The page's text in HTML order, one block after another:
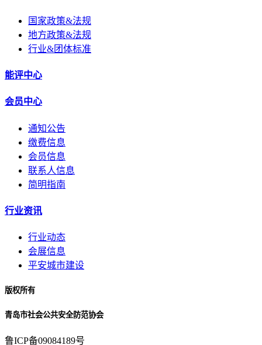
国家政策&法规
地方政策&法规
行业&团体标准
能评中心
会员中心
通知公告
缴费信息
会员信息
联系人信息
简明指南
行业资讯
行业动态
会展信息
平安城市建设
版权所有
青岛市社会公共安全防范协会
鲁ICP备09084189号